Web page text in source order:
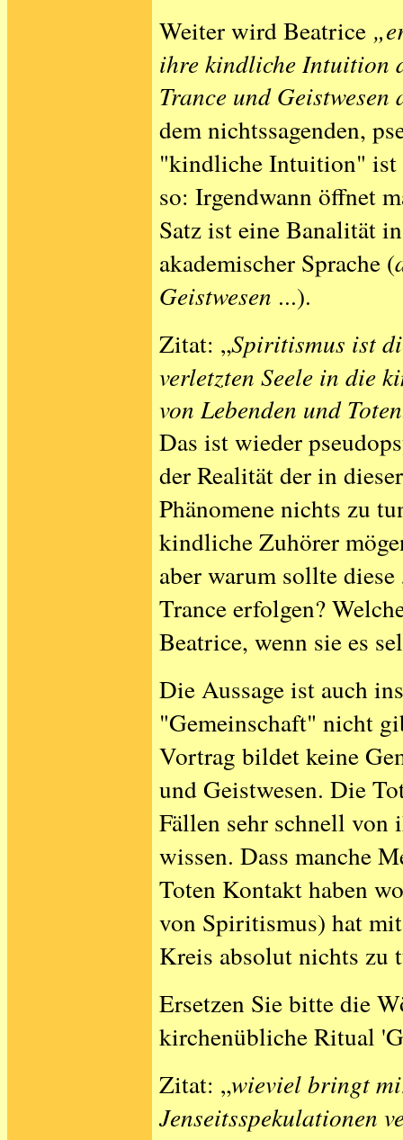
Weiter wird Beatrice
ihre kindliche Intuition
Trance und Geistwesen
dem nichtssagenden,
"kindliche Intuition" ist
so: Irgendwann öffnet
Satz ist eine Banalität
akademischer Sprache (
Geistwesen ...).
Zitat: „Spiritismus ist
verletzten Seele in die
von Lebenden und
Das ist wieder
der Realität der in
Phänomene nichts zu
kindliche Zuhörer
aber warum sollte
Trance erfolgen?
Beatrice, wenn sie es
Die Aussage ist auch
"Gemeinschaft" nicht
Vortrag bildet keine
und Geistwesen. Die
Fällen sehr schnell von
wissen. Dass manche
Toten Kontakt haben
von Spiritismus) hat
Kreis absolut nichts zu
Ersetzen Sie bitte die
kirchenübliche Ritual
Zitat: „wieviel bringt
Jenseitsspekulationen